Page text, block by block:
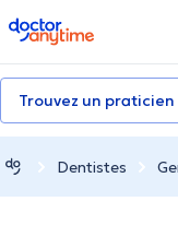
doctoranytime
Trouvez un praticien
Dentistes